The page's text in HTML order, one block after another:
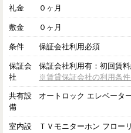
礼金 ０ヶ月
敷金 ０ヶ月
条件 保証会社利用必須
保証会
社
保証会社利用有：初回賃
※賃貸保証会社の利用条
共有設
備
オートロック エレベータ
室内設 ＴＶモニターホン フロー